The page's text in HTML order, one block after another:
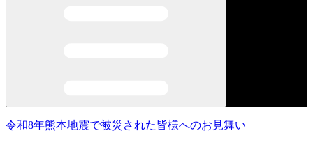
令和8年熊本地震で被災された皆様へのお見舞い